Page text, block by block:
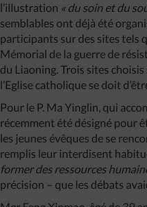
l’illustration « du soin et du
semblables ont déjà été
participants sur des sites tels
Mémorial de la guerre de
du Liaoning. Trois sites
l’Eglise catholique se doit
Pour le P. Ma Yinglin, qui
récemment été désigné pour
les jeunes évêques de se
remplis leur interdisent
former des ressources
précision – que les débats